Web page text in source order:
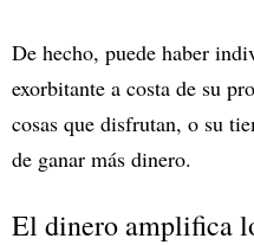
De hecho, puede haber
exorbitante a costa de su
cosas que disfrutan, o su
de ganar más dinero.
El dinero amplifica